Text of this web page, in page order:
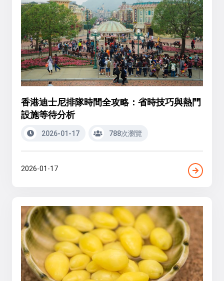
香港迪士尼排隊時間全攻略：省時技巧與熱門
設施等待分析
2026-01-17 788次瀏覽
2026-01-17